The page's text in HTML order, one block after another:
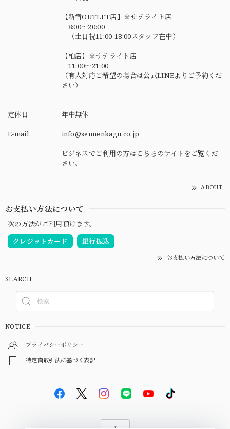
【新宿OUTLET店】※サテライト店
8:00～20:00
（土日祝11:00-18:00スタッフ在中）
【柏店】※サテライト店
11:00～21:00
（有人対応ご希望の場合は公式LINEよりご予約くだ
さい）
定休日 年中無休
E-mail info@sennenkagu.co.jp
ビジネスでご利用の方はこちらのサイトをご覧くだ
さい。
ABOUT
お支払い方法について
次の方法がご利用頂けます。
クレジットカード
銀行振込
お支払い方法について
SEARCH
NOTICE
プライバシーポリシー
特定商取引法に基づく表記